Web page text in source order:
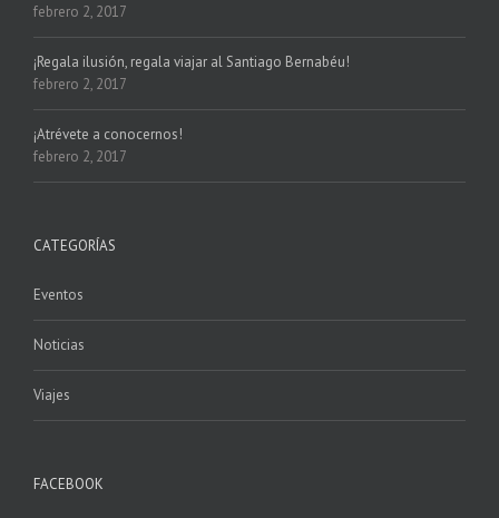
febrero 2, 2017
¡Regala ilusión, regala viajar al Santiago Bernabéu!
febrero 2, 2017
¡Atrévete a conocernos!
febrero 2, 2017
CATEGORÍAS
Eventos
Noticias
Viajes
FACEBOOK